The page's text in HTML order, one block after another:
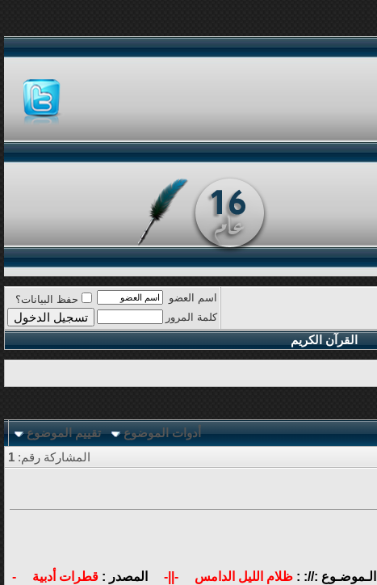
اسم العضو
حفظ البيانات؟
كلمة المرور
القرآن الكريم
أدوات الموضوع
تقييم الموضوع
المشاركة رقم: 1
الـموضـوع ://: :ظلام الليل الدامس -||- المصدر :قطرات أدبية
-